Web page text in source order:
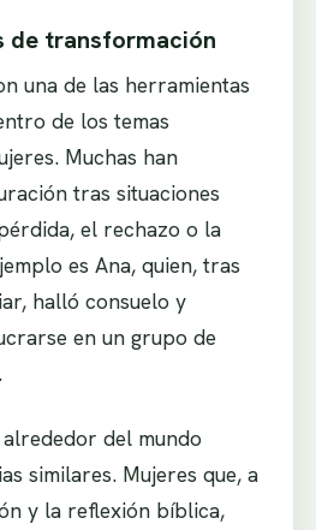
de transformación
una de las herramientas
de los temas
Muchas han
tras situaciones
el rechazo o la
es Ana, quien, tras
halló consuelo y
en un grupo de
del mundo
similares. Mujeres que, a
y la reflexión bíblica,